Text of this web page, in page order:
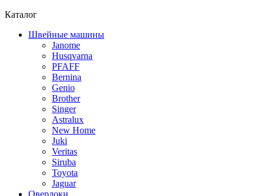
Каталог
Швейные машины
Janome
Husqvarna
PFAFF
Bernina
Genio
Brother
Singer
Astralux
New Home
Juki
Veritas
Siruba
Toyota
Jaguar
Оверлоки